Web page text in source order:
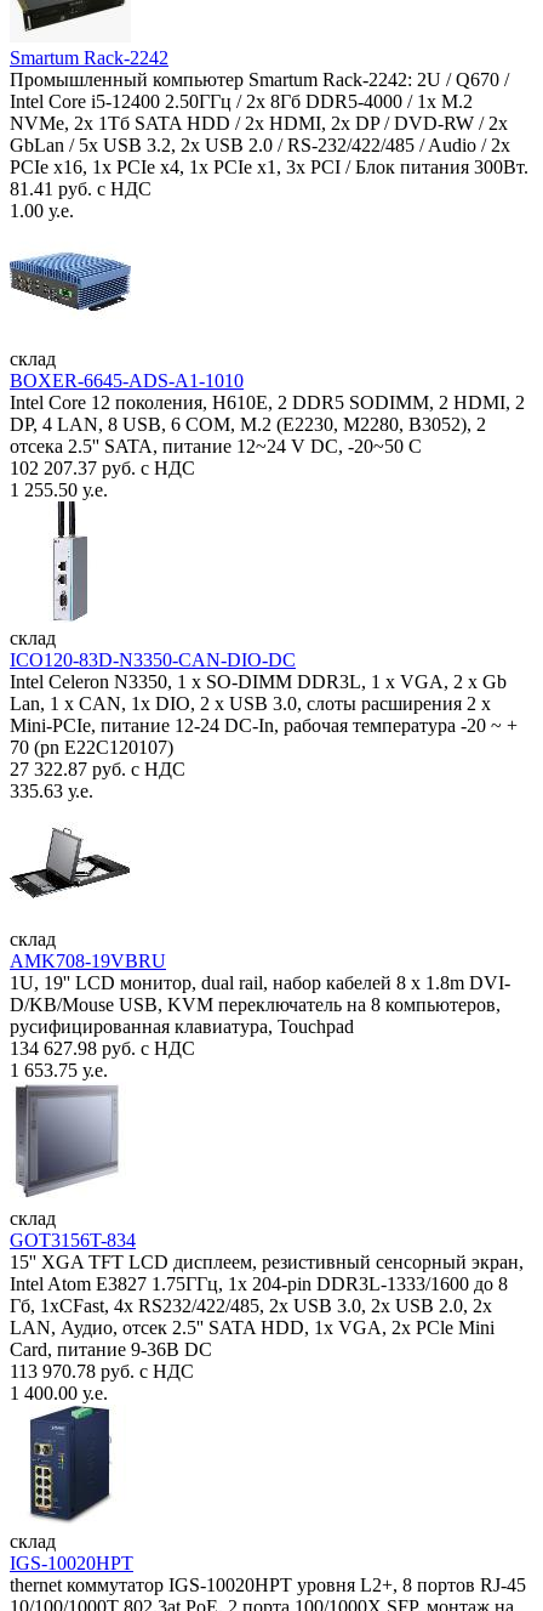
Smartum Rack-2242
Промышленный компьютер Smartum Rack-2242: 2U / Q670 /
Intel Core i5-12400 2.50ГГц / 2x 8Гб DDR5-4000 / 1x M.2
NVMe, 2x 1Тб SATA HDD / 2x HDMI, 2x DP / DVD-RW / 2x
GbLan / 5x USB 3.2, 2x USB 2.0 / RS-232/422/485 / Audio / 2x
PCIe x16, 1x PCIe x4, 1x PCIe x1, 3x PCI / Блок питания 300Вт.
81.41 руб. с НДС
1.00 у.е.
склад
BOXER-6645-ADS-A1-1010
Intel Core 12 поколения, H610E, 2 DDR5 SODIMM, 2 HDMI, 2
DP, 4 LAN, 8 USB, 6 COM, M.2 (E2230, M2280, B3052), 2
отсека 2.5'' SATA, питание 12~24 V DC, -20~50 C
102 207.37 руб. с НДС
1 255.50 у.е.
склад
ICO120-83D-N3350-CAN-DIO-DC
Intel Celeron N3350, 1 х SO-DIMM DDR3L, 1 х VGA, 2 x Gb
Lan, 1 х CAN, 1x DIO, 2 х USB 3.0, слоты расширения 2 x
Mini-PCIe, питание 12-24 DC-In, рабочая температура -20 ~ +
70 (pn E22C120107)
27 322.87 руб. с НДС
335.63 у.е.
склад
AMK708-19VBRU
1U, 19'' LCD монитор, dual rail, набор кабелей 8 x 1.8m DVI-
D/KB/Mouse USB, KVM переключатель на 8 компьютеров,
русифицированная клавиатура, Touchpad
134 627.98 руб. с НДС
1 653.75 у.е.
склад
GOT3156T-834
15'' XGA TFT LCD дисплеем, резистивный сенсорный экран,
Intel Atom E3827 1.75ГГц, 1x 204-pin DDR3L-1333/1600 до 8
Гб, 1xCFast, 4x RS232/422/485, 2x USB 3.0, 2x USB 2.0, 2x
LAN, Аудио, отсек 2.5'' SATA HDD, 1x VGA, 2x PCle Mini
Card, питание 9-36В DC
113 970.78 руб. с НДС
1 400.00 у.е.
склад
IGS-10020HPT
thernet коммутатор IGS-10020HPT уровня L2+, 8 портов RJ-45
10/100/1000T 802.3at PoE, 2 порта 100/1000X SFP, монтаж на